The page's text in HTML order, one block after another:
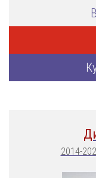
2014-